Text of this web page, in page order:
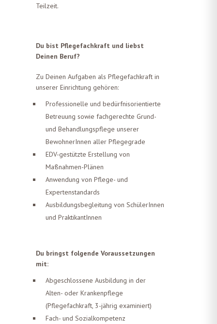
Teilzeit.
Du bist Pflegefachkraft und liebst
Deinen Beruf?
Zu Deinen Aufgaben als Pflegefachkraft in
unserer Einrichtung gehören:
Professionelle und bedürfnisorientierte
Betreuung sowie fachgerechte Grund-
und Behandlungspflege unserer
BewohnerInnen aller Pflegegrade
EDV-gestützte Erstellung von
Maßnahmen-Plänen
Anwendung von Pflege- und
Expertenstandards
Ausbildungsbegleitung von SchülerInnen
und PraktikantInnen
Du bringst folgende Voraussetzungen
mit:
Abgeschlossene Ausbildung in der
Alten- oder Krankenpflege
(Pflegefachkraft, 3-jährig examiniert)
Fach- und Sozialkompetenz